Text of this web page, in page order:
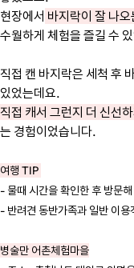
현장에서 바지락이 잘 나
수월하게 체험을 즐길 수
직접 캔 바지락은 세척 후
있었는데요.
직접 캐서 그런지 더 신선
는 경험이었습니다.
여행 TIP
- 물때 시간을 확인한 후 방문
- 반려견 동반가족과 일반 이
병술만 어촌체험마을